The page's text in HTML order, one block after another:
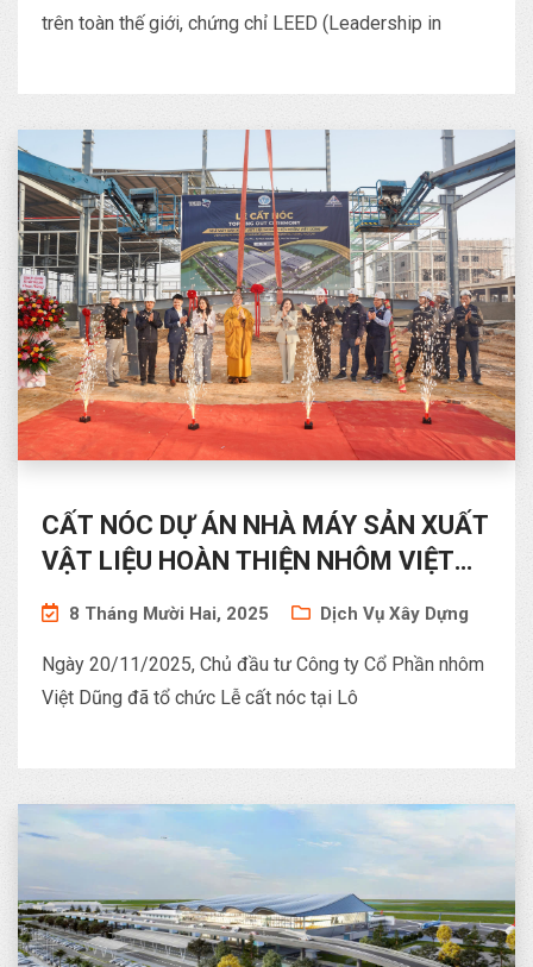
trên toàn thế giới, chứng chỉ LEED (Leadership in
CẤT NÓC DỰ ÁN NHÀ MÁY SẢN XUẤT
VẬT LIỆU HOÀN THIỆN NHÔM VIỆT
DŨNG TẠI KCN BÁ THIỆN
8 Tháng Mười Hai, 2025 Dịch Vụ Xây Dựng
Ngày 20/11/2025, Chủ đầu tư Công ty Cổ Phần nhôm
Việt Dũng đã tổ chức Lễ cất nóc tại Lô